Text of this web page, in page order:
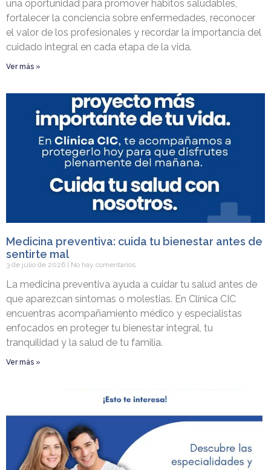
una oportunidad para promover hábitos saludables,
fortalecer la conciencia sobre enfermedades, reconocer
el valor de los profesionales y recordar la importancia del
cuidado integral en cada etapa de la vida.
Ver más »
Medicina preventiva: cuida tu bienestar antes de
sentirte mal
3 de julio de 2026 No hay comentarios
La medicina preventiva ayuda a cuidar tu salud antes de
que aparezcan síntomas o molestias. En Clínica CIC
encuentras acompañamiento médico y especialistas
enfocados en proteger tu bienestar integral, tu
tranquilidad y la salud de tu familia.
Ver más »